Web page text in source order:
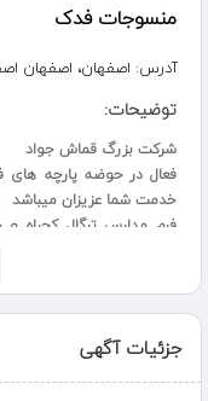
منسوجات فدک
آدرس: اصفهان، اصفهان اصفهان خ
توضیحات:
شرکت بزرگ قماش جواد
فعال در حوضه پارچه های
خدمت شما عزیزان میباشد
فرم مدارس ترگال کجراه
شرکت ما اماده همکاری با
فروش شرکت ما فقط به
جزئیات آگهی